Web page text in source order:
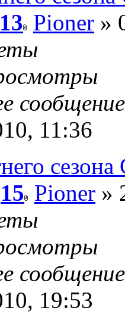
13 Pioner »
11:36
15 Pioner »
19:53